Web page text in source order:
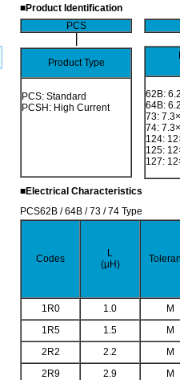
■Product Identification
PCS
Product Type
PCS: Standard
PCSH: High Current
62B:
64B:
73:
74:
124:
125:
127:
■Electrical Characteristics
PCS62B / 64B / 73 / 74 Type
Codes
L
(μH)
1R0 1.0
M
1R5
1.5
M
2R2
2.2
M
2R9
2.9
M